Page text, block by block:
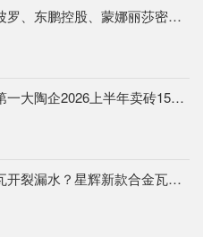
马可波罗、东鹏控股、蒙娜丽莎密集发布公告，合计新获28项专利
全球第一大陶企2026上半年卖砖155.7亿元，瓷砖净利润9.8亿元
屋面瓦开裂漏水？星辉新款合金瓦从源头解决